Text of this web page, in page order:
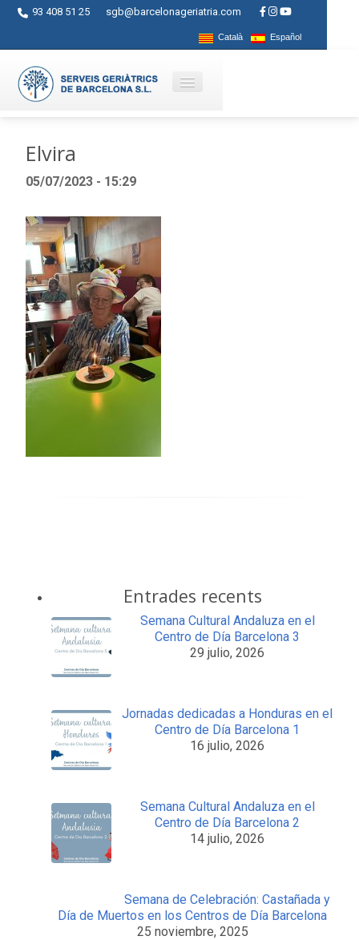
93 408 51 25 sgb@barcelonageriatria.com
Català Español
Servicios
Centros
Ayudas
Contacto
Blog
Elvira
05/07/2023 - 15:29
Entrades recents
Semana Cultural Andaluza en el
Centro de Día Barcelona 3
29 julio, 2026
Jornadas dedicadas a Honduras en el
Centro de Día Barcelona 1
16 julio, 2026
Semana Cultural Andaluza en el
Centro de Día Barcelona 2
14 julio, 2026
Semana de Celebración: Castañada y
Día de Muertos en los Centros de Día Barcelona
25 noviembre, 2025